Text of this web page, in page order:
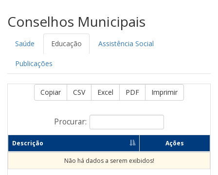
Conselhos Municipais
Saúde Educação Assistência Social
Publicações
Copiar CSV Excel PDF Imprimir
Procurar:
Descrição Ações
Não há dados a serem exibidos!